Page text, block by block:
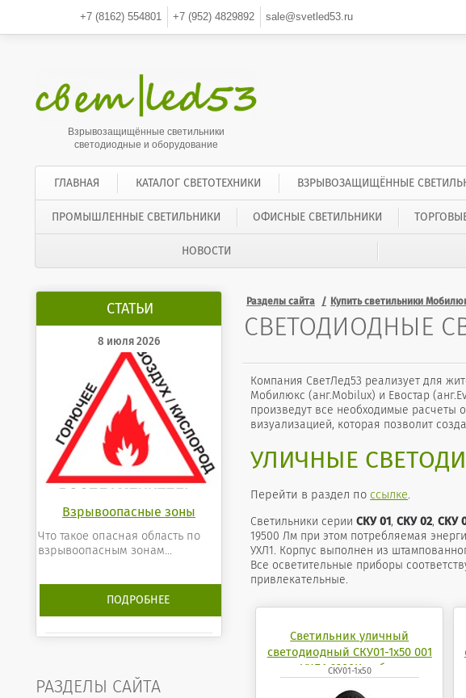
+7 (8162) 554801 +7 (952)4829892 sale@svetled53.ru
Взрывозащищённые светильники
светодиодные и оборудование
ГЛАВНАЯ КАТАЛОГ СВЕТОТЕХНИКИ ВЗРЫВОЗАЩИЩЁННЫЕ
ПРОМЫШЛЕННЫЕ СВЕТИЛЬНИКИ ОФИСНЫЕ СВЕТИЛЬНИКИ
НОВОСТИ
СТАТЬИ
8 июля 2026
Взрывоопасные зоны
Что такое опасная область по
взрывоопасным зонам...
ПОДРОБНЕЕ
РАЗДЕЛЫ САЙТА
Разделы сайта Купить светильники
СВЕТОДИОДНЫЕ
Компания СветЛед53 реализует для
Мобилюкс (анг.Mobilux) и Евостар
произведут все необходимые расчеты
визуализацией, которая позволит
УЛИЧНЫЕ
Перейти в раздел по ссылке.
Cветильники серииСКУ 01,СКУ 02,СКУ
19500 Лм при этом потребляемая
УХЛ1. Корпус выполнен из
Все осветительные приборы
привлекательные.
Светильник уличный
светодиодный СКУ01-1x50 001
УХЛ1 6200K кобра
СКУ01-1x50